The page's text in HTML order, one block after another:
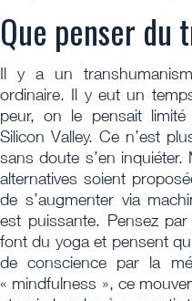
Que penser du
Il y a un
ordinaire. Il y eut un
peur, on le pensait
Silicon Valley. Ce n’est
sans doute s’en
alternatives soient
de s’augmenter via
est puissante. Pensez
font du yoga et pensent
de conscience par la
« mindfulness », ce